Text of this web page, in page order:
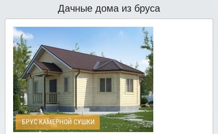
Дачные дома из бруса
БРУС КАМЕРНОЙ СУШКИ